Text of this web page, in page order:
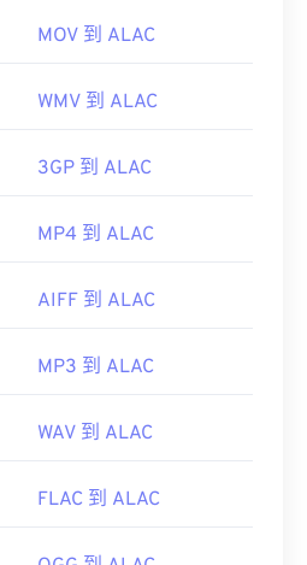
MOV 到 ALAC
WMV 到 ALAC
3GP 到 ALAC
MP4 到 ALAC
AIFF 到 ALAC
MP3 到 ALAC
WAV 到 ALAC
FLAC 到 ALAC